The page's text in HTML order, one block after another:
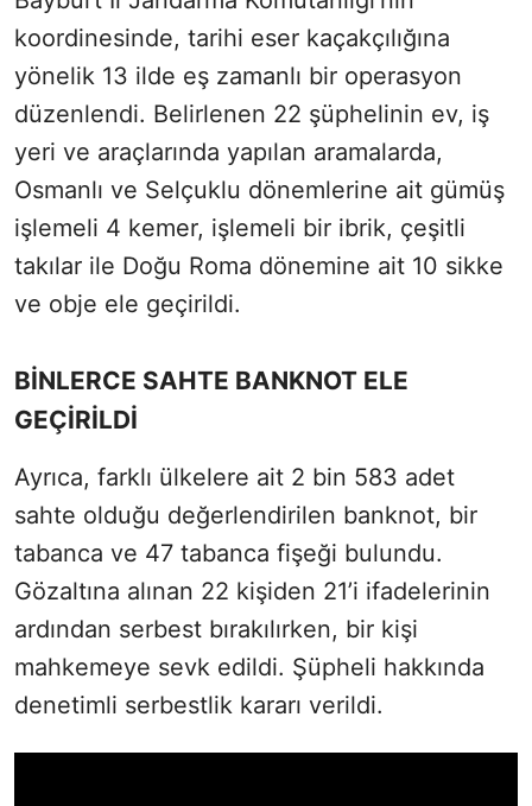
koordinesinde, tarihi eser kaçakçılığına
yönelik 13 ilde eş zamanlı bir operasyon
düzenlendi. Belirlenen 22 şüphelinin ev, iş
yeri ve araçlarında yapılan aramalarda,
Osmanlı ve Selçuklu dönemlerine ait gümüş
işlemeli 4 kemer, işlemeli bir ibrik, çeşitli
takılar ile Doğu Roma dönemine ait 10 sikke
ve obje ele geçirildi.
BİNLERCE SAHTE BANKNOT ELE
GEÇİRİLDİ
Ayrıca, farklı ülkelere ait 2 bin 583 adet
sahte olduğu değerlendirilen banknot, bir
tabanca ve 47 tabanca fişeği bulundu.
Gözaltına alınan 22 kişiden 21’i ifadelerinin
ardından serbest bırakılırken, bir kişi
mahkemeye sevk edildi. Şüpheli hakkında
denetimli serbestlik kararı verildi.